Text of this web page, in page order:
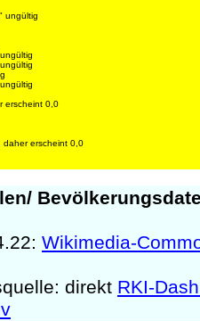
ungültig
erscheint 0,0
daher erscheint 0,0
Wikimedia-
direkt RKI-